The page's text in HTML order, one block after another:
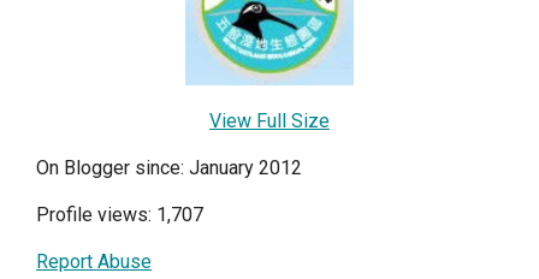
View Full Size
On Blogger since: January 2012
Profile views: 1,707
Report Abuse